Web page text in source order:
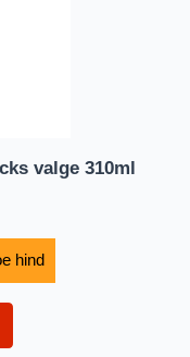
valge 310ml